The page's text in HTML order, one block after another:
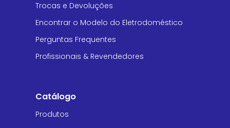
Trocas e Devoluções
Encontrar o Modelo do Eletrodoméstico
Perguntas Frequentes
Profissionais & Revendedores
Catálogo
Produtos